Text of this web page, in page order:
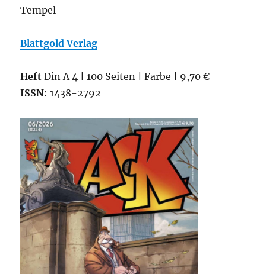
Tempel
Blattgold Verlag
Heft Din A 4 | 100 Seiten | Farbe | 9,70 €
ISSN: 1438-2792